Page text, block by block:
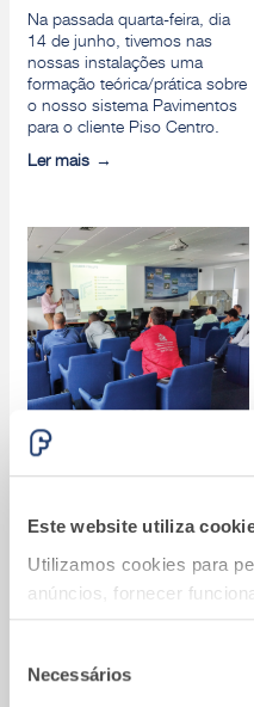
Este website utiliza
Utilizamos cookies para
anúncios, fornecer
nossos parceiros de redes
Necessários
Na passada quarta-feira, dia
14 de junho, tivemos nas
nossas instalações uma
formação teórica/prática sobre
o nosso sistema Pavimentos
para o cliente Piso Centro.
Ler mais
Formação em
Fábrica | Sistema
Fassatherm® e
Impermeabilização
instalações mais uma